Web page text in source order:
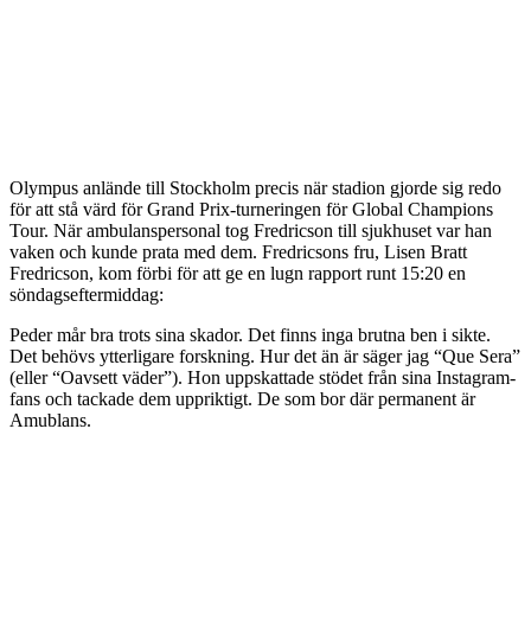
Olympus anlände till Stockholm precis när stadion gjorde sig redo
för att stå värd för Grand Prix-turneringen för Global Champions
Tour. När ambulanspersonal tog Fredricson till sjukhuset var han
vaken och kunde prata med dem. Fredricsons fru, Lisen Bratt
Fredricson, kom förbi för att ge en lugn rapport runt 15:20 en
söndagseftermiddag:
Peder mår bra trots sina skador. Det finns inga brutna ben i sikte.
Det behövs ytterligare forskning. Hur det än är säger jag “Que Sera”
(eller “Oavsett väder”). Hon uppskattade stödet från sina Instagram-
fans och tackade dem uppriktigt. De som bor där permanent är
Amublans.